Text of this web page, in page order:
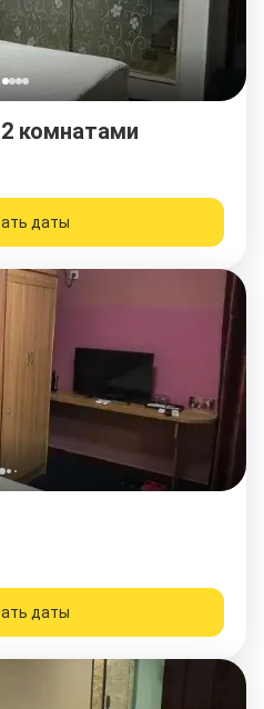
комнатами
даты
даты